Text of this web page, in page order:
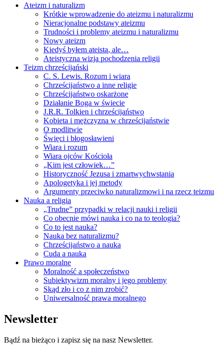
Ateizm i naturalizm
Krótkie wprowadzenie do ateizmu i naturalizmu
Nieracjonalne podstawy ateizmu
Trudności i problemy ateizmu i naturalizmu
Nowy ateizm
Kiedyś byłem ateistą, ale…
Ateistyczna wizja pochodzenia religii
Teizm chrześcijański
C. S. Lewis. Rozum i wiara
Chrześcijaństwo a inne religie
Chrześcijaństwo oskarżone
Działanie Boga w świecie
J.R.R. Tolkien i chrześcijaństwo
Kobieta i mężczyzna w chrześcijaństwie
O modlitwie
Święci i błogosławieni
Wiara i rozum
Wiara ojców Kościoła
„Kim jest człowiek…”
Historyczność Jezusa i zmartwychwstania
Apologetyka i jej metody
Argumenty przeciwko naturalizmowi i na rzecz teizmu
Nauka a religia
„Trudne” przypadki w relacji nauki i religii
Co obecnie mówi nauka i co na to teologia?
Co to jest nauka?
Nauka bez naturalizmu?
Chrześcijaństwo a nauka
Cuda a nauka
Prawo moralne
Moralność a społeczeństwo
Subiektywizm moralny i jego problemy
Skąd zło i co z nim zrobić?
Uniwersalność prawa moralnego
Newsletter
Bądź na bieżąco i zapisz się na nasz Newsletter.